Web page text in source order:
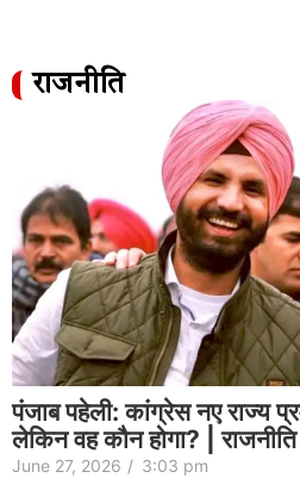
राजनीति
तमिलनाडु के मंत्री ने आईपीएल
वीडियो पर सफाई दी: ‘बच्चे के
June 26, 2026 / 9:29 pm